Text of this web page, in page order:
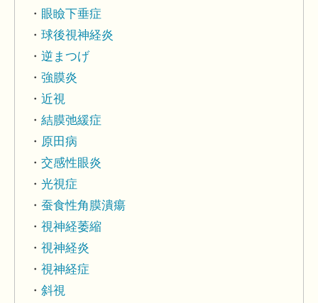
眼瞼下垂症
球後視神経炎
逆まつげ
強膜炎
近視
結膜弛緩症
原田病
交感性眼炎
光視症
蚕食性角膜潰瘍
視神経萎縮
視神経炎
視神経症
斜視